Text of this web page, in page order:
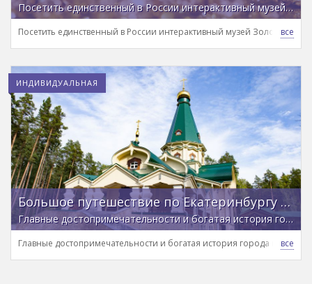
Посетить единственный в России интерактивный музей Золота и «уральскую пустыню»
Посетить единственный в России интерактивный музей Золота и
ИНДИВИДУАЛЬНАЯ
Большое путешествие по Екатеринбургу и окрестностям
Главные достопримечательности и богатая история города на обзорной автомобильной экскурсии
Главные достопримечательности и богатая история города на